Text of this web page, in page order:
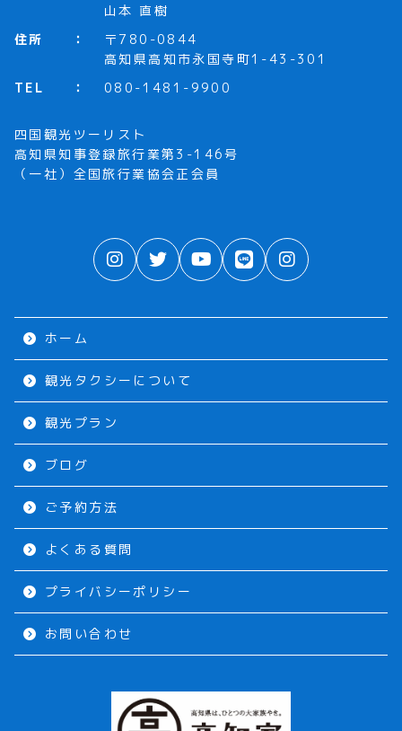
山本 直樹
住所
〒780-0844
高知県高知市永国寺町1-43-301
TEL
080-1481-9900
四国観光ツーリスト
高知県知事登録旅行業第3-146号
（一社）全国旅行業協会正会員
ホーム
観光タクシーについて
観光プラン
ブログ
ご予約方法
よくある質問
プライバシーポリシー
お問い合わせ